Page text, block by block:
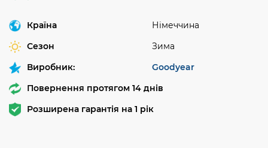
Країна
Німеччина
Сезон
Зима
Виробник:
Goodyear
Повернення протягом 14 днів
Розширена гарантія на 1 рік